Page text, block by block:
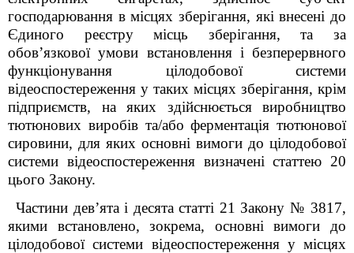
господарювання в місцях зберігання, які внесені до
Єдиного реєстру місць зберігання, та за
обов’язкової умови встановлення і безперервного
функціонування цілодобової системи
відеоспостереження у таких місцях зберігання, крім
підприємств, на яких здійснюється виробництво
тютюнових виробів та/або ферментація тютюнової
сировини, для яких основні вимоги до цілодобової
системи відеоспостереження визначені статтею 20
цього Закону.
Частини дев’ята і десята статті 21 Закону № 3817,
якими встановлено, зокрема, основні вимоги до
цілодобової системи відеоспостереження у місцях